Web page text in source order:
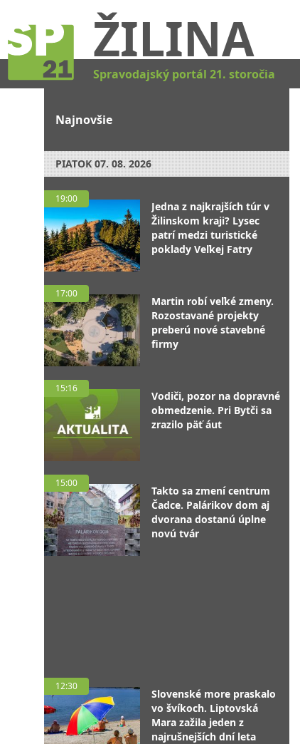
ŽILINA
Spravodajský portál 21. storočia
Najnovšie
PIATOK 07. 08. 2026
19:00
Jedna z najkrajších túr v
Žilinskom kraji? Lysec
patrí medzi turistické
poklady Veľkej Fatry
17:00
Martin robí veľké zmeny.
Rozostavané projekty
preberú nové stavebné
firmy
15:16
Vodiči, pozor na dopravné
obmedzenie. Pri Bytči sa
zrazilo päť áut
15:00
Takto sa zmení centrum
Čadce. Palárikov dom aj
dvorana dostanú úplne
novú tvár
12:30
Slovenské more praskalo
vo švíkoch. Liptovská
Mara zažila jeden z
najrušnejších dní leta